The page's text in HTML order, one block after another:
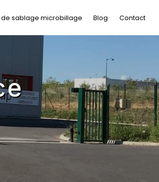
de sablage microbillage Blog Contact